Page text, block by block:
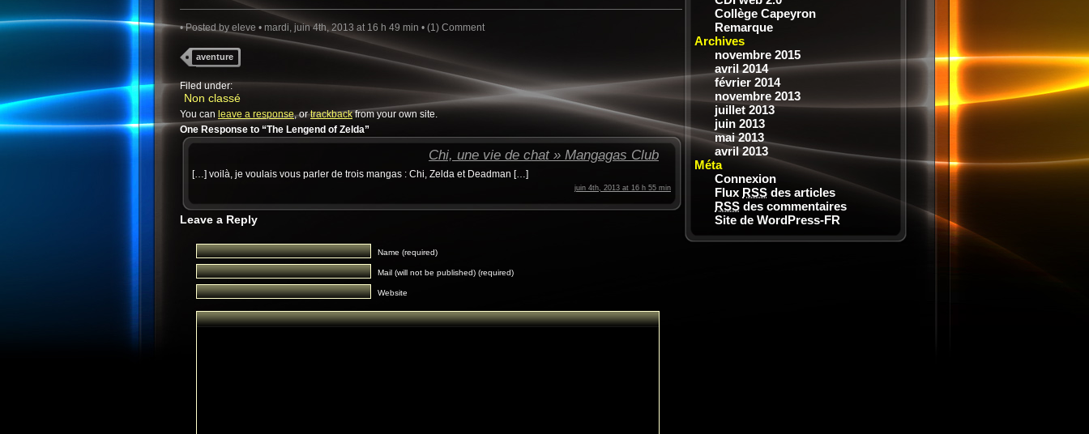
• Posted by eleve • mardi, juin 4th, 2013 at 16 h 49 min • (1) Comment
aventure
Filed under:
Non classé
You can leave a response, ortrackbackfrom your own site.
One Response to “The Lengend of Zelda”
Chi, une vie de chat » Mangagas Club
[…] voilà, je voulais vous parler de trois mangas : Chi, Zelda et Deadman […]
juin 4th, 2013 at 16 h 55 min
Leave a Reply
Name (required)
Mail (will not be published) (required)
Website
Collège Capeyron
Remarque
Archives
novembre 2015
avril 2014
février 2014
novembre 2013
juillet 2013
juin 2013
mai 2013
avril 2013
Méta
Connexion
Flux RSS des articles
RSS des commentaires
Site de WordPress-FR